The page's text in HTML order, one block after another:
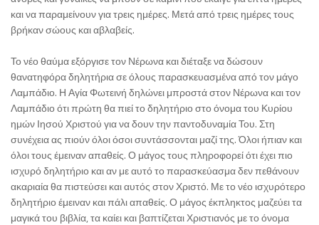
και να παραμείνουν για τρεις ημέρες. Μετά από τρεις ημέρες τους
βρήκαν σώους και αβλαβείς.
Το νέο θαύμα εξόργισε τον Νέρωνα και διέταξε να δώσουν
θανατηφόρα δηλητήρια σε όλους παρασκευασμένα από τον μάγο
Λαμπάδιο. Η Αγία Φωτεινή δηλώνει μπροστά στον Νέρωνα και τον
Λαμπάδιο ότι πρώτη θα πιεί το δηλητήριο στο όνομα του Κυρίου
ημών Ιησού Χριστού για να δουν την παντοδυναμία Του. Στη
συνέχεια ας πιούν όλοι όσοι συντάσσονται μαζί της. Όλοι ήπιαν και
όλοι τους έμειναν απαθείς. Ο μάγος τους πληροφορεί ότι έχει πιο
ισχυρό δηλητήριο και αν με αυτό το παρασκεύασμα δεν πεθάνουν
ακαριαία θα πιστεύσει και αυτός στον Χριστό. Με το νέο ισχυρότερο
δηλητήριο έμειναν και πάλι απαθείς. Ο μάγος έκπληκτος μαζεύει τα
μαγικά του βιβλία, τα καίει και βαπτίζεται Χριστιανός με το όνομα